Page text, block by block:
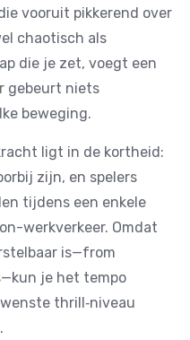
vooruit pikkerend over
chaotisch als
die je zet, voegt een
gebeurt niets
beweging.
ligt in de kortheid:
zijn, en spelers
tijdens een enkele
werkverkeer. Omdat
is—from
je het tempo
thrill‑niveau